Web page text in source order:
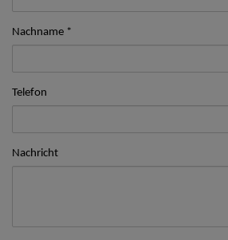
Nachname
Telefon
Nachricht